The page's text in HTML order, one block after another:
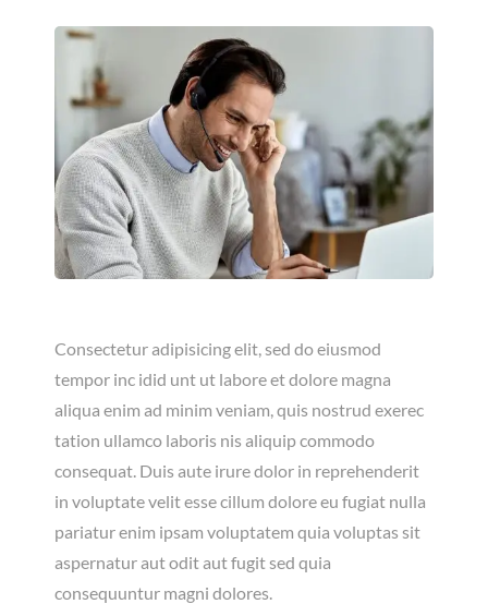
Consectetur adipisicing elit, sed do eiusmod
tempor inc idid unt ut labore et dolore magna
aliqua enim ad minim veniam, quis nostrud exerec
tation ullamco laboris nis aliquip commodo
consequat. Duis aute irure dolor in reprehenderit
in voluptate velit esse cillum dolore eu fugiat nulla
pariatur enim ipsam voluptatem quia voluptas sit
aspernatur aut odit aut fugit sed quia
consequuntur magni dolores.